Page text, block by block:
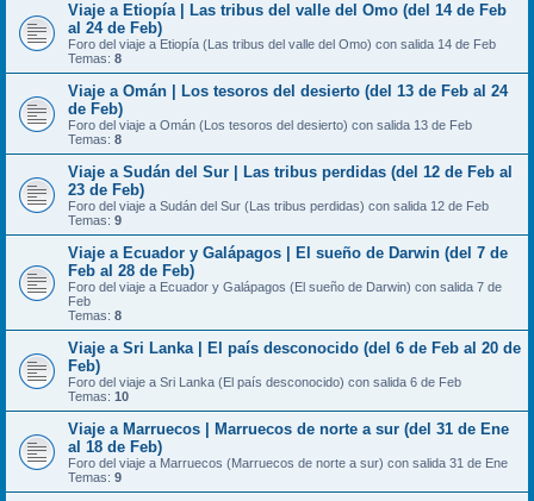
Viaje a Etiopía | Las tribus del valle del Omo (del 14 de Feb
al 24 de Feb)
Foro del viaje a Etiopía (Las tribus del valle del Omo) con salida 14 de Feb
Temas: 8
Viaje a Omán | Los tesoros del desierto (del 13 de Feb al 24
de Feb)
Foro del viaje a Omán (Los tesoros del desierto) con salida 13 de Feb
Temas: 8
Viaje a Sudán del Sur | Las tribus perdidas (del 12 de Feb al
23 de Feb)
Foro del viaje a Sudán del Sur (Las tribus perdidas) con salida 12 de Feb
Temas: 9
Viaje a Ecuador y Galápagos | El sueño de Darwin (del 7 de
Feb al 28 de Feb)
Foro del viaje a Ecuador y Galápagos (El sueño de Darwin) con salida 7 de
Feb
Temas: 8
Viaje a Sri Lanka | El país desconocido (del 6 de Feb al 20 de
Feb)
Foro del viaje a Sri Lanka (El país desconocido) con salida 6 de Feb
Temas: 10
Viaje a Marruecos | Marruecos de norte a sur (del 31 de Ene
al 18 de Feb)
Foro del viaje a Marruecos (Marruecos de norte a sur) con salida 31 de Ene
Temas: 9